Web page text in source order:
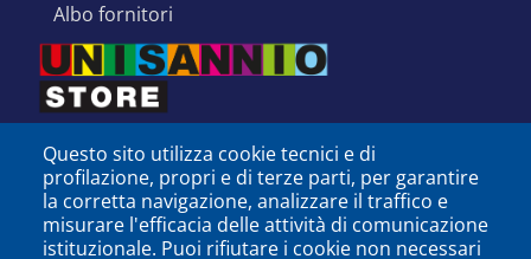
albo fornitori
Questo sito utilizza cookie tecnici e di
profilazione, propri e di terze parti, per garantire
la corretta navigazione, analizzare il traffico e
misurare l'efficacia delle attività di comunicazione
istituzionale. Puoi rifiutare i cookie non necessari